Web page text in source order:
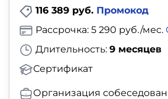
116 389 руб. Промокод
Длительность: 9 месяцев
Сертификат
Рассрочка: 5 290 руб./мес.
Организация